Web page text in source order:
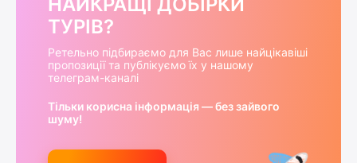
ТУРІВ?
Ретельно підбираємо для Вас лише найцікавіші
пропозиції та публікуємо їх у нашому
телеграм-каналі
Тільки корисна інформація — без зайвого
шуму!